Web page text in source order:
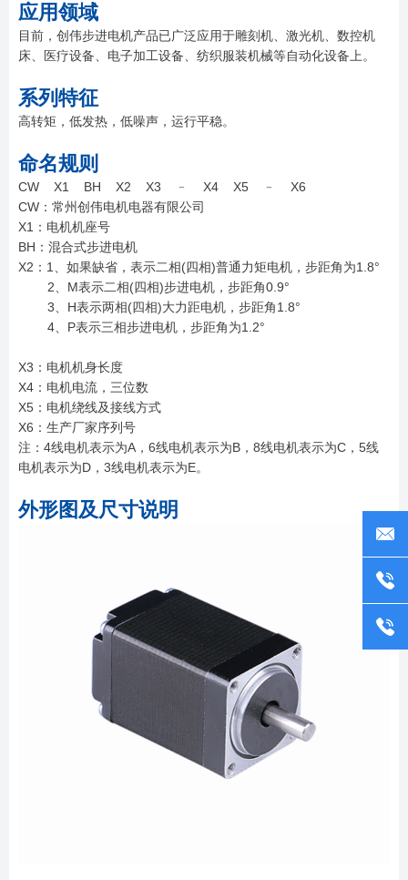
应用领域
目前，创伟步进电机产品已广泛应用于雕刻机、激光机、数控机
床、医疗设备、电子加工设备、纺织服装机械等自动化设备上。
系列特征
高转矩，低发热，低噪声，运行平稳。
命名规则
CW X1 BH X2 X3 ﹣ X4 X5 ﹣ X6
CW：常州创伟电机电器有限公司
X1：电机机座号
BH：混合式步进电机
X2：1、如果缺省，表示二相(四相)普通力矩电机，步距角为1.8°
2、M表示二相(四相)步进电机，步距角0.9°
3、H表示两相(四相)大力距电机，步距角1.8°
4、P表示三相步进电机，步距角为1.2°
X3：电机机身长度
X4：电机电流，三位数
X5：电机绕线及接线方式
X6：生产厂家序列号
注：4线电机表示为A，6线电机表示为B，8线电机表示为C，5线
电机表示为D，3线电机表示为E。
外形图及尺寸说明